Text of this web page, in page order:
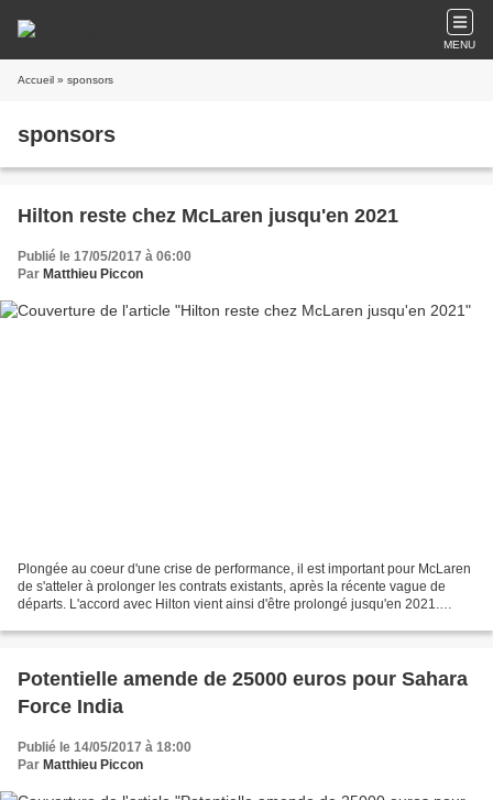
MENU
Accueil » sponsors
sponsors
Hilton reste chez McLaren jusqu'en 2021
Publié le 17/05/2017 à 06:00
Par Matthieu Piccon
Plongée au coeur d'une crise de performance, il est important pour McLaren
de s'atteler à prolonger les contrats existants, après la récente vague de
départs. L'accord avec Hilton vient ainsi d'être prolongé jusqu'en 2021.
Potentielle amende de 25000 euros pour Sahara
Force India
Publié le 14/05/2017 à 18:00
Par Matthieu Piccon